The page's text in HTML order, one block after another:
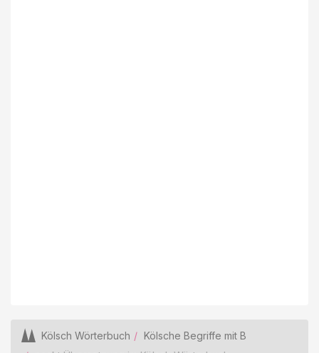
Kölsch Wörterbuch
Kölsche Begriffe mit B